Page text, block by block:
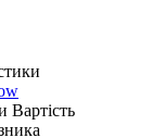
Вартість